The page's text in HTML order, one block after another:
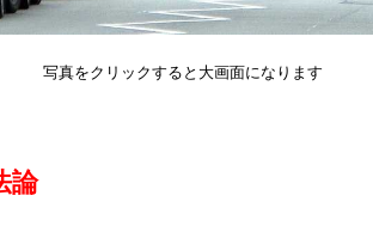
写真をクリックすると大画面になります
論